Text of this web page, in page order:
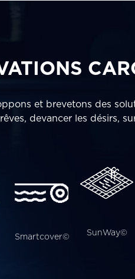
et brevetons des
devancer les désirs,
Smartcover© SunWay©